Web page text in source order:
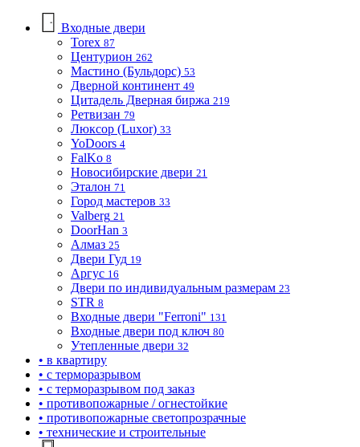
Входные двери
Torex 87
Центурион 262
Мастино (Бульдорс) 53
Дверной континент 49
Цитадель Дверная биржа 219
Ретвизан 79
Люксор (Luxor) 33
YoDoors 4
FalKo 8
Новосибирские двери 21
Эталон 71
Город мастеров 33
Valberg 21
DoorHan 3
Алмаз 25
Двери Гуд 19
Аргус 16
Двери по индивидуальным размерам 23
STR 8
Входные двери "Ferroni" 131
Входные двери под ключ 80
Утепленные двери 32
• в квартиру
• с терморазрывом
• с терморазрывом под заказ
• противопожарные / огнестойкие
• противопожарные светопрозрачные
• технические и строительные